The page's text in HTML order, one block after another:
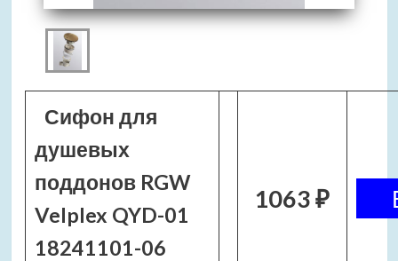
Сифон для
душевых
поддонов RGW
Velplex QYD-01
18241101-06
1063 ₽